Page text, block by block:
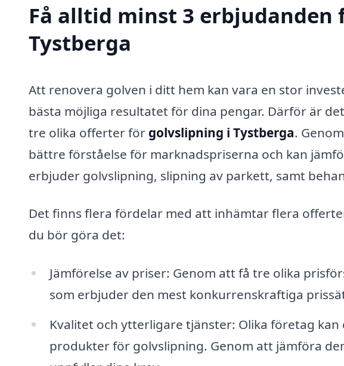
Få alltid minst 3 erbjudanden
Tystberga
Att renovera golven i ditt hem kan vara en stor
bästa möjliga resultatet för dina pengar. Därför är
tre olika offerter för golvslipning i Tystberga.
bättre förståelse för marknadspriserna och kan
erbjuder golvslipning, slipning av parkett, samt
Det finns flera fördelar med att inhämtar flera
du bör göra det:
Jämförelse av priser: Genom att få tre olika
som erbjuder den mest konkurrenskraftiga
Kvalitet och ytterligare tjänster: Olika företag
produkter för golvslipning. Genom att jämföra